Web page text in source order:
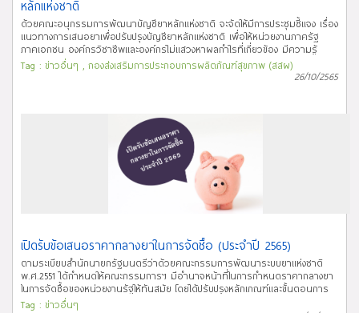
เศรษฐศาสตร์ 1. นำเสนอโครงร่างวิจัยต่อผู้มีส่วนได้ส่วนเสีย และ คณะทำงาน
เศรษฐศาสตร์ด้านสาธารณสุขเพื่อพิจารณาเห็นชอบก่อนเริ่มงานวิจัย 2. ทำการ
ประเมินความคุ้มค่าทางเศรษฐศาสตร์ โดยอ้างอิงระเบียบวิธีวิจัยตามคู่มือการ
ประเมินเทคโนโลยีด้านสุขภาพสำหรับประเทศไทย ฉบับที่ 1, 2 และ 3 (ฉบับที่ 3 จะมี
การเผยแพร่หลังจากผ่านการรับรองจากคณะทำงานด้านเศรษฐศาสตร์สาธารณ
สุขฯ และคณะ อนุกรรมการพัฒนาบัญชียาหลักแห่งชาติ) ที่ผ่านการรับรองจาก
ปรับแก้ไขผลการวิจัยตามความเห็นของผู้ทบทวน และนำเสนอผลการศึกษาต่อ
คณะทำงานเศรษฐศาสตร์ด้านสาธารณสุขเพื่อพิจารณาภายหลังจากการตรวจ
สอบคุณภาพเป็นที่เรียบร้อย 5. จัดทำรายงานฉบับสมบูรณ์เป็นภาษาไทย “หาก
ท่านหรือหน่วยงานของท่านสนใจทำการวิจัยเพื่อพัฒนาบัญชียาหลักแห่งชาติ โปรด
กรอกใบสมัคร พร้อมแนบประวัติย่อของท่านและทีมวิจัยของท่านมา
ที่ nlem.econ@gmail.com สมัครได้ตั้งแต่บัดนี้เป็นต้นไป โดยคณะทำงานด้าน
เศรษฐศาสตร์สาธารณสุขจะเป็นผู้ทำการคัดเลือกและตอบกลับท่าน เมื่อได้รับ
รายการยาที่ต้องทำการประเมินจากคณะอนุกรรมการพัฒนาบัญชียาหลักแห่ง
หลักแห่งชาติ
ด้วยคณะอนุกรรมการพัฒนาบัญชียาหลักแห่งชาติ จะจัดให้มีการประชุมชี้แจง เรื่อง
แนวทางการเสนอยาเพื่อปรับปรุงบัญชียาหลักแห่งชาติ เพื่อให้หน่วยงานภาครัฐ
ภาคเอกชน องค์กรวิชาชีพและองค์กรไม่แสวงหาผลกำไรที่เกี่ยวข้อง มีความรู้
ความเข้าใจในปรัชญา หลักการ และเกณฑ์ในการพัฒนาบัญชียาหลักแห่งชาติ และ
ชี้แจงแนวทางการเสนอยาเพื่อปรับปรุงบัญชียาหลักแห่งชาติ กองนโยบายแห่งชาติ
6 ตึกสำนักงานคณะกรรมการอาหารและยา หรือประชุมผ่านทางโปรแกรม Zoom
meeting ตาม link: https://bit.ly/3CdqW7v หรือ meeting ID: 918 1597 5652
passcode: 565865 โดยมีกำหนดการการประชุมตามไฟล์แนบด้านล่าง และโปรด
ตอบรับการประชุมตามไฟล์แนบด้านล่าง ภายในวันที่ 8 พฤศจิกายน 2565 ทั้งนี้
สามารถดูเอกสารประกอบการประชุมได้ทาง https://bit.ly/NLEM2022 จึงเรียนมา
เพื่อโปรดเข้าร่วมการประชุม ตามวัน เวลา และสถานที่ข้างต้น หรือประชุมผ่านทาง
โปรแกรมฯ ด้วย จะเป็นพระคุณ หมายเหตุ: จำกัดผู้เข้าร่วมประชุมผ่านสื่อ
อิเล็กทรอนิกส์ จำนวน 1 ท่าน/หน่วยงาน และจำกัดผู้เข้าร่วมประชุม ณ สำนักงาน
Tag : ข่าวอื่นๆ , กองส่งเสริมการประกอบการผลิตภัณฑ์สุขภาพ (สสผ)
26/10/2565
เปิดรับข้อเสนอราคากลางยาในการจัดซื้อ (ประจำปี 2565)
ตามระเบียบสำนักนายกรัฐมนตรีว่าด้วยคณะกรรมการพัฒนาระบบยาแห่งชาติ
พ.ศ.2551 ได้กำหนดให้คณะกรรมการฯ มีอำนาจหน้าที่ในการกำหนดราคากลางยา
ในการจัดซื้อของหน่วยงานรัฐให้ทันสมัย โดยได้ปรับปรุงหลักเกณฑ์และขั้นตอนการ
กำหนดราคากลางยาขึ้นใหม่ และคณะกรรมการฯ ได้มอบหมายให้คณะอนุกรรมการ
Tag : ข่าวอื่นๆ